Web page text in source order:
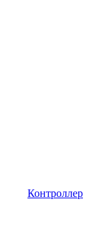
Контроллер